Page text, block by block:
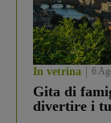
In vetrina 6
Gita di
divertire i